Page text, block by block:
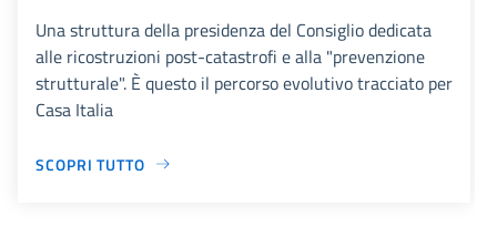
Una struttura della presidenza del Consiglio dedicata
alle ricostruzioni post-catastrofi e alla "prevenzione
strutturale". È questo il percorso evolutivo tracciato per
Casa Italia
SCOPRI TUTTO